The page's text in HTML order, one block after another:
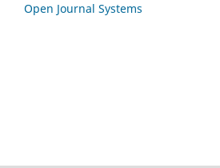
Open Journal Systems